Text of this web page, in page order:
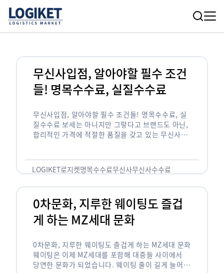
무신사입점, 알아야할 필수 조건
들! 명목수수료, 실질수수료
무신사입점, 알아야할 필수 조건들! 명목수수료, 실
질수수료 보세는 아니지만 그렇다고 브랜드도 아닌,
합리적인 가격에 적절한 품질을 갖고 있는 무신사!
LOGIKET로지켓명목수수료무신사무신사수수료
0차문화, 지루한 웨이팅도 즐겁
게 하는 MZ세대 문화
0차문화, 지루한 웨이팅도 즐겁게 하는 MZ세대 문화
웨이팅은 이제 MZ세대를 포함해 대중들 사이에서
당연한 문화가 되었습니다. 웨이팅 줄이 길게 늘어서